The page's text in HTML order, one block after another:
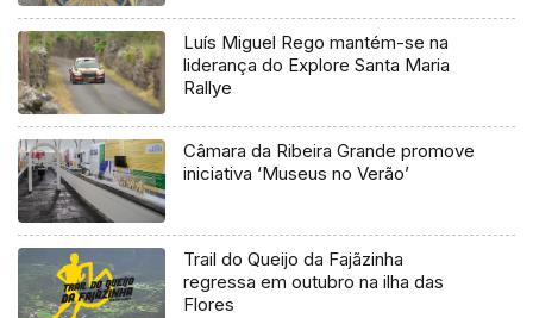
Luís Miguel Rego mantém-se na
liderança do Explore Santa Maria
Rallye
Câmara da Ribeira Grande promove
iniciativa ‘Museus no Verão’
Trail do Queijo da Fajãzinha
regressa em outubro na ilha das
Flores